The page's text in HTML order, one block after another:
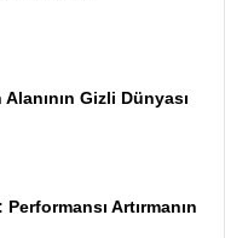
Gizli Dünyası
Artırmanın